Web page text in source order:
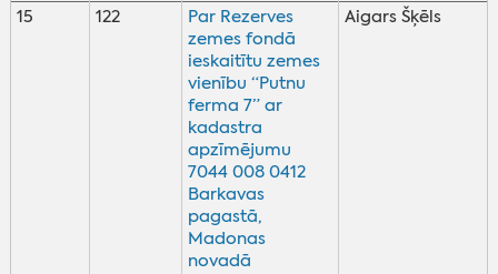
15 122
Par Rezerves
zemes fondā
ieskaitītu zemes
vienību “Putnu
ferma 7” ar
kadastra
apzīmējumu
7044 008 0412
Barkavas
pagastā,
Madonas
novadā
Aigars Šķēls